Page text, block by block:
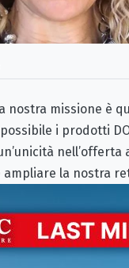
nostra missione è
i prodotti
nell’offerta
la nostra